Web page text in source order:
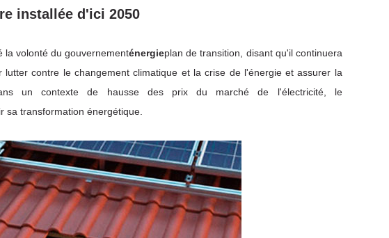
installée d'ici 2050
la volonté du gouvernementénergieplan de transition, disant qu'il continuera
lutter contre le changement climatique et la crise de l'énergie et assurer la
un contexte de hausse des prix du marché de l'électricité, le
transformation énergétique.